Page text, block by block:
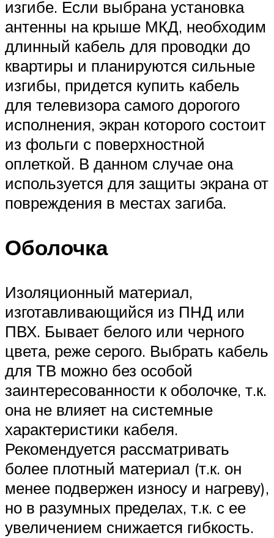
изгибе. Если выбрана установка
антенны на крыше МКД, необходим
длинный кабель для проводки до
квартиры и планируются сильные
изгибы, придется купить кабель
для телевизора самого дорогого
исполнения, экран которого состоит
из фольги с поверхностной
оплеткой. В данном случае она
используется для защиты экрана от
повреждения в местах загиба.
Оболочка
Изоляционный материал,
изготавливающийся из ПНД или
ПВХ. Бывает белого или черного
цвета, реже серого. Выбрать кабель
для ТВ можно без особой
заинтересованности к оболочке, т.к.
она не влияет на системные
характеристики кабеля.
Рекомендуется рассматривать
более плотный материал (т.к. он
менее подвержен износу и нагреву),
но в разумных пределах, т.к. с ее
увеличением снижается гибкость.